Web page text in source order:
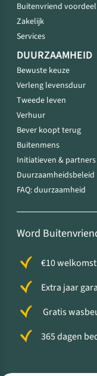
Buitenvriend voordeel
Zakelijk
Services
DUURZAAMHEID
Bewuste keuze
Verleng levensduur
Tweede leven
Verhuur
Bever koopt terug
Buitenmens
Initiatieven & partners
Duurzaamheidsbeleid
FAQ: duurzaamheid
Word
€10
Extra jaar
Gratis
365 dagen